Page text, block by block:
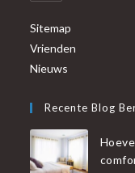
Sitemap
Vrienden
Nieuws
Recente Blog